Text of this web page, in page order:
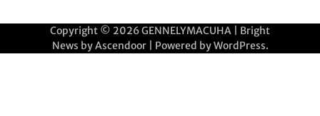
Copyright © 2026GENNELYMACUHA | Bright
News byAscendoor| Powered byWordPress.